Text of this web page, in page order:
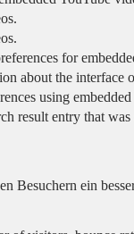
for
about the interface
using
entry that
Besuchern ein